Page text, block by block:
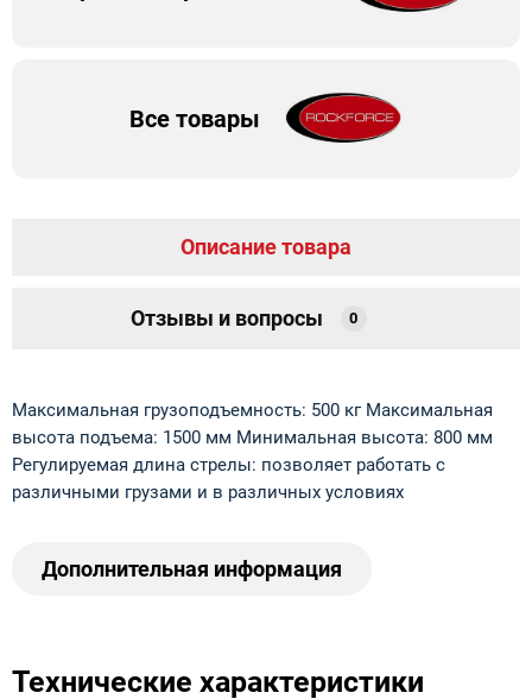
Все товары
Описание товара
Отзывы и вопросы 0
Максимальная грузоподъемность: 500 кг Максимальная
высота подъема: 1500 мм Минимальная высота: 800 мм
Регулируемая длина стрелы: позволяет работать с
различными грузами и в различных условиях
Дополнительная информация
Технические характеристики